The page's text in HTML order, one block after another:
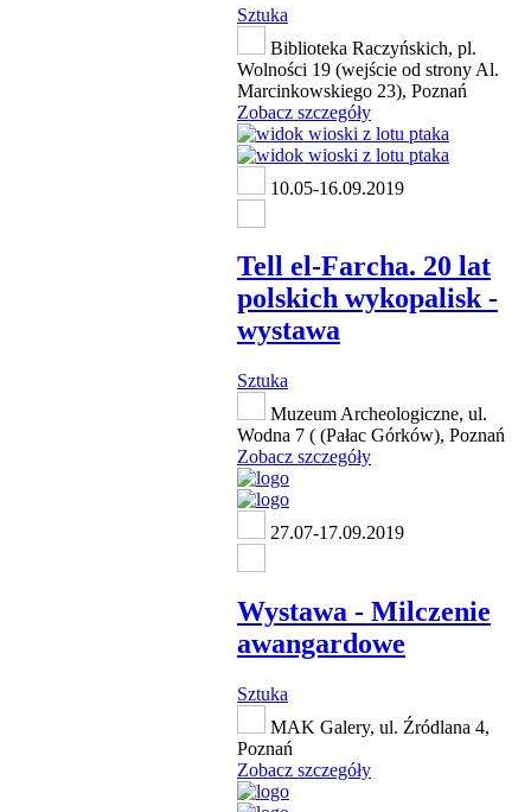
Sztuka
Biblioteka Raczyńskich, pl.
Wolności 19 (wejście od strony Al.
Marcinkowskiego 23), Poznań
Zobacz szczegóły
10.05-16.09.2019
Tell el-Farcha. 20 lat
polskich wykopalisk -
wystawa
Sztuka
Muzeum Archeologiczne, ul.
Wodna 7 ( (Pałac Górków), Poznań
Zobacz szczegóły
27.07-17.09.2019
Wystawa - Milczenie
awangardowe
Sztuka
MAK Galery, ul. Źródlana 4,
Poznań
Zobacz szczegóły